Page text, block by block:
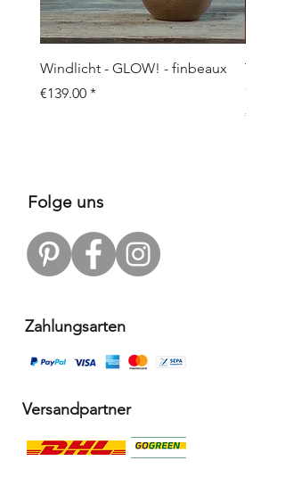
Windlicht - GLOW! - finbeaux
Price
€139.00
Topf/
Price
€109.00
Folge uns
Zahlungsarten
Versandpartner